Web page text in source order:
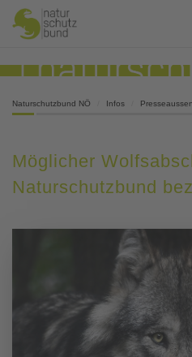
Naturschutzbund NÖ Infos
Möglicher
Naturschutzbund